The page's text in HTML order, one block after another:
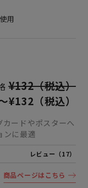
用
¥132（税込）
¥132（税込）
カードやポスターへ
ンに最適
レビュー（17）
商品ページはこちら